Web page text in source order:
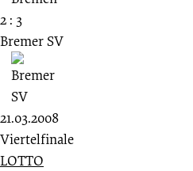
2 : 3
Bremer SV
21.03.2008
Viertelfinale
LOTTO